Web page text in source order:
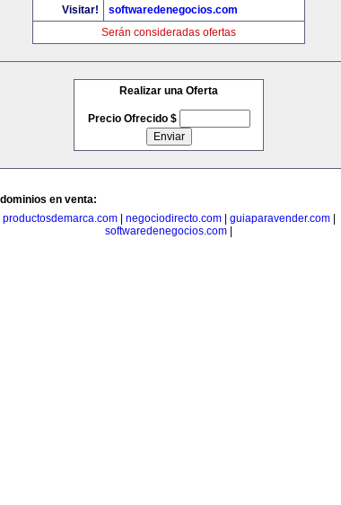
Visitar!
softwaredenegocios.com
Serán consideradas ofertas
Realizar una Oferta
Precio Ofrecido $
en venta:
productosdemarca.com| negociodirecto.com| guiaparavender.com|
softwaredenegocios.com